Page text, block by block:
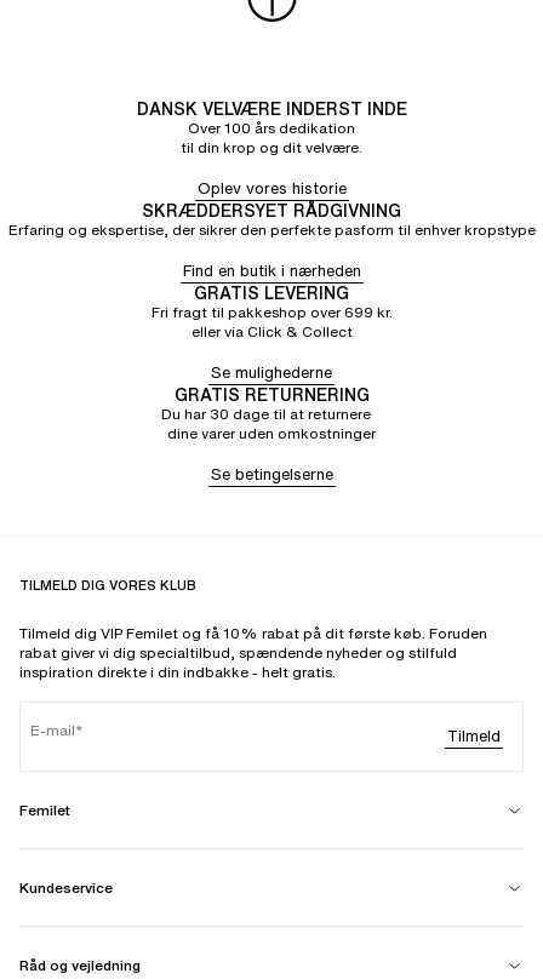
DANSK VELVÆRE INDERST INDE
Over 100 års dedikation
til din krop og dit velvære.
Oplev vores historie
SKRÆDDERSYET RÅDGIVNING
Erfaring og ekspertise, der sikrer den perfekte pasform til enhver kropstype
Find en butik i nærheden
GRATIS LEVERING
Fri fragt til pakkeshop over 699 kr.
eller via Click & Collect
Se mulighederne
GRATIS RETURNERING
Du har 30 dage til at returnere
dine varer uden omkostninger
Se betingelserne
TILMELD DIG VORES KLUB
Tilmeld dig VIP Femilet og få 10% rabat på dit første køb. Foruden
rabat giver vi dig specialtilbud, spændende nyheder og stilfuld
inspiration direkte i din indbakke - helt gratis.
E-mail Tilmeld
Femilet
Kundeservice
Råd og vejledning